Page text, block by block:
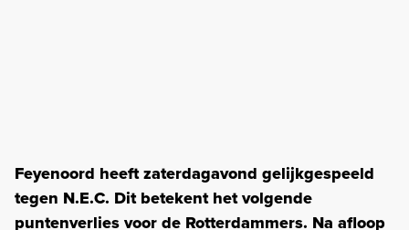
Feyenoord heeft zaterdagavond gelijkgespeeld
tegen N.E.C. Dit betekent het volgende
puntenverlies voor de Rotterdammers. Na afloop